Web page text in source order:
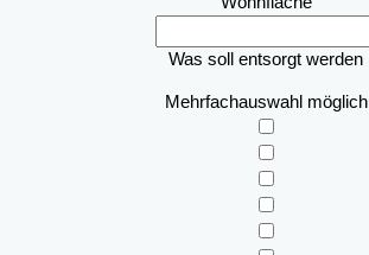
Was soll entsorgt werden
Mehrfachauswahl möglich